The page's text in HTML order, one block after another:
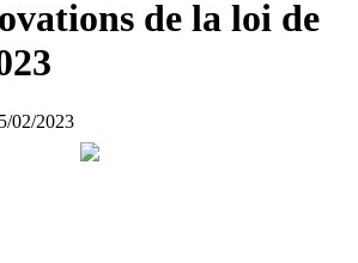
de la loi de
02/2023